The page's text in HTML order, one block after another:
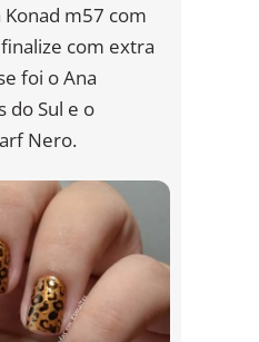
Konad m57 com
com extra
foi o Ana
do Sul e o
Nero.